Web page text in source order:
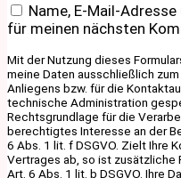
Name, E-Mail-
für meinen nächsten
Mit der Nutzung dieses
meine Daten ausschließlich
Anliegens bzw. für die
technische Administration
Rechtsgrundlage für die
berechtigtes Interesse an der
6 Abs. 1 lit. f DSGVO. Zielt Ihre
Vertrages ab, so ist zusätzliche
Art. 6 Abs. 1 lit. b DSGVO. Ihre